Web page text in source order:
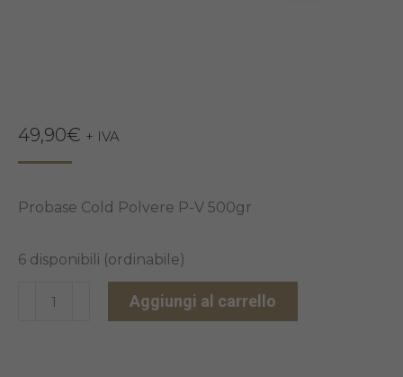
49,90€ + IVA
Probase Cold Polvere P-V 500gr
6 disponibili (ordinabile)
PROBASE
Aggiungi al carrello